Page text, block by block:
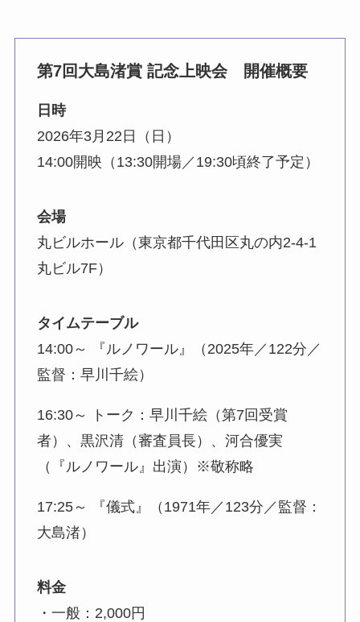
第7回大島渚賞 記念上映会 開催概要
日時
2026年3月22日（日）
14:00開映（13:30開場／19:30頃終了予定）
会場
丸ビルホール（東京都千代田区丸の内2-4-1
丸ビル7F）
タイムテーブル
14:00～ 『ルノワール』（2025年／122分／
監督：早川千絵）
16:30～ トーク：早川千絵（第7回受賞
者）、黒沢清（審査員長）、河合優実
（『ルノワール』出演）※敬称略
17:25～ 『儀式』（1971年／123分／監督：
大島渚）
料金
・一般：2,000円